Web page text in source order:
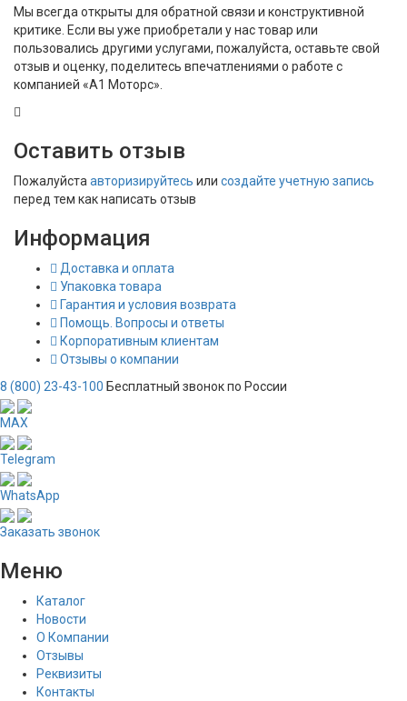
Мы всегда открыты для обратной связи и конструктивной
критике. Если вы уже приобретали у нас товар или
пользовались другими услугами, пожалуйста, оставьте свой
отзыв и оценку, поделитесь впечатлениями о работе с
компанией «А1 Моторс».
Оставить отзыв
Пожалуйстаавторизируйтесь или создайте учетную запись
перед тем как написать отзыв
Информация
Доставка и оплата
Упаковка товара
Гарантия и условия возврата
Помощь. Вопросы и ответы
Корпоративным клиентам
Отзывы о компании
8 (800) 23-43-100 Бесплатный звонок по России
MAX
Telegram
WhatsApp
Заказать звонок
Меню
Каталог
Новости
О Компании
Отзывы
Реквизиты
Контакты